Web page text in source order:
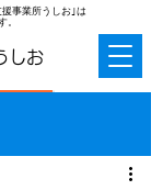
事業所うしお｣は
。
しお